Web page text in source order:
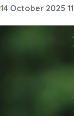
14 October 2025